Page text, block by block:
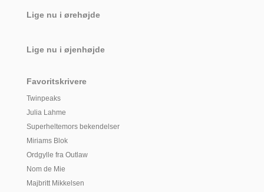
Lige nu i ørehøjde
Lige nu i øjenhøjde
Favoritskrivere
Twinpeaks
Julia Lahme
Superheltemors bekendelser
Miriams Blok
Ordgylle fra Outlaw
Nom de Mie
Majbritt Mikkelsen